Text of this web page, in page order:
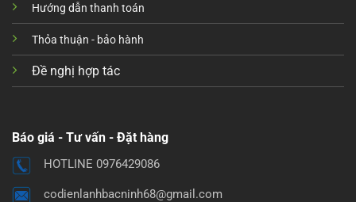
Hướng dẫn thanh toán
Thỏa thuận - bảo hành
Đề nghị hợp tác
Báo giá - Tư vấn - Đặt hàng
HOTLINE 0976429086
codienlanhbacninh68@gmail.com